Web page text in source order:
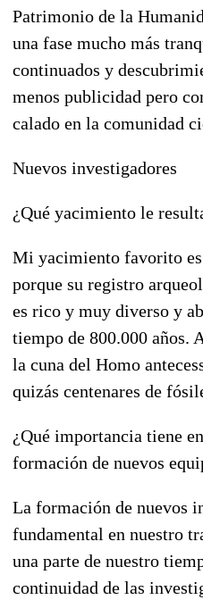
Patrimonio de la
una fase mucho más
continuados y
menos publicidad pero
calado en la comunidad
Nuevos investigadores
¿Qué yacimiento le
Mi yacimiento favorito
porque su registro
es rico y muy diverso y
tiempo de 800.000 años.
la cuna del Homo
quizás centenares de
¿Qué importancia tiene
formación de nuevos
La formación de nuevos
fundamental en nuestro
una parte de nuestro
continuidad de las